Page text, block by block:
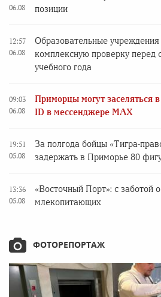
06.08
позиции
12:57
06.08
Образовательные
комплексную проверку перед
учебного года
09:03
06.08
Приморцы могут заселяться
ID в мессенджере MAX
19:51
05.08
За полгода бойцы «Тигра-
задержать в Приморье 80
13:36
05.08
«Восточный Порт»: с заботой
млекопитающих
ФОТОРЕПОРТАЖ